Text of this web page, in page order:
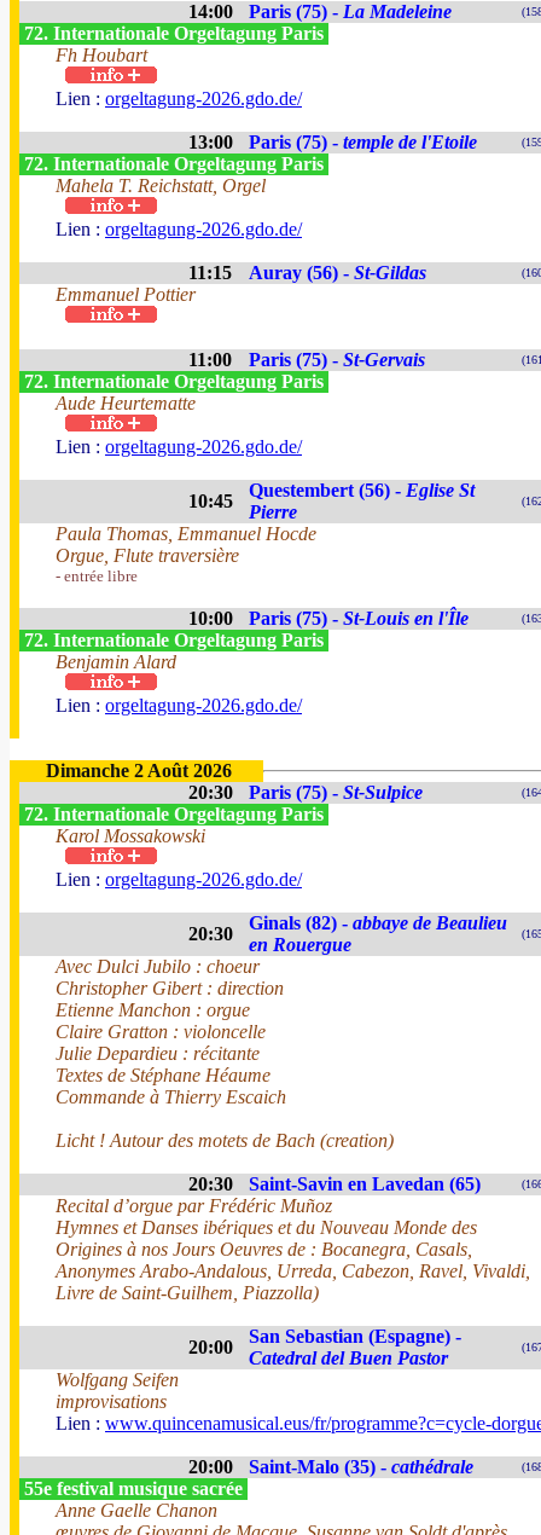
14:00 Paris (75) - La Madeleine
72. Internationale Orgeltagung Paris
Fh Houbart
Lien : orgeltagung-2026.gdo.de/
13:00 Paris (75) - temple de l'Etoile
72. Internationale Orgeltagung Paris
Mahela T. Reichstatt, Orgel
Lien : orgeltagung-2026.gdo.de/
11:15 Auray (56) - St-Gildas
Emmanuel Pottier
11:00 Paris (75) - St-Gervais
72. Internationale Orgeltagung Paris
Aude Heurtematte
Lien : orgeltagung-2026.gdo.de/
10:45
Questembert (56) - Eglise St
Pierre
Paula Thomas, Emmanuel Hocde
Orgue, Flute traversière
- entrée libre
10:00 Paris (75) - St-Louis en l'Île
72. Internationale Orgeltagung Paris
Benjamin Alard
Lien : orgeltagung-2026.gdo.de/
Dimanche 2 Août 2026
20:30
Paris (75) - St-Sulpice
72. Internationale Orgeltagung Paris
Karol Mossakowski
Lien : orgeltagung-2026.gdo.de/
20:30
Ginals (82) - abbaye de Beaulieu
en Rouergue
Avec Dulci Jubilo : choeur
Christopher Gibert : direction
Etienne Manchon : orgue
Claire Gratton : violoncelle
Julie Depardieu : récitante
Textes de Stéphane Héaume
Commande à Thierry Escaich
Licht ! Autour des motets de Bach (creation)
20:30 Saint-Savin en Lavedan (65)
Recital d’orgue par Frédéric Muñoz
Hymnes et Danses ibériques et du Nouveau Monde des
Origines à nos Jours Oeuvres de : Bocanegra, Casals,
Anonymes Arabo-Andalous, Urreda, Cabezon, Ravel, Vivaldi,
Livre de Saint-Guilhem, Piazzolla)
20:00
San Sebastian (Espagne) -
Catedral del Buen Pastor
Wolfgang Seifen
improvisations
Lien : www.quincenamusical.eus/fr/programme?c=cycle-
20:00 Saint-Malo (35) - cathédrale
55e festival musique sacrée
Anne Gaelle Chanon